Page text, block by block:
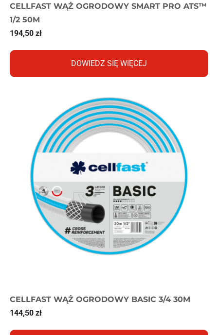
CELLFAST WĄŻ OGRODOWY SMART PRO ATS™
1/2 50M
194,50 zł
DOWIEDZ SIĘ WIĘCEJ
CELLFAST WĄŻ OGRODOWY BASIC 3/4 30M
144,50 zł